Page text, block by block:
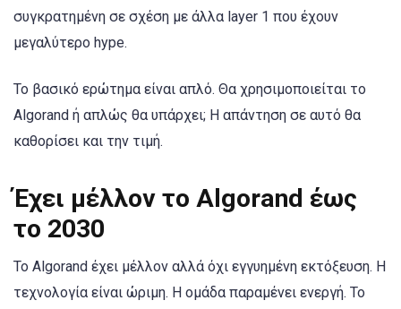
συγκρατημένη σε σχέση με άλλα layer 1 που έχουν
μεγαλύτερο hype.
Το βασικό ερώτημα είναι απλό. Θα χρησιμοποιείται το
Algorand ή απλώς θα υπάρχει; Η απάντηση σε αυτό θα
καθορίσει και την τιμή.
Έχει μέλλον το Algorand έως
το 2030
Το Algorand έχει μέλλον αλλά όχι εγγυημένη εκτόξευση. Η
τεχνολογία είναι ώριμη. Η ομάδα παραμένει ενεργή. Το